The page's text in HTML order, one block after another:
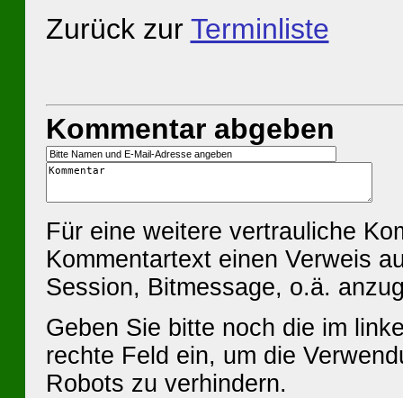
Zurück zur Terminliste
Kommentar abgeben
Für eine weitere vertrauliche
Kommentartext einen Verweis
Session, Bitmessage, o.ä.
Geben Sie bitte noch die im
rechte Feld ein, um die
Robots zu verhindern.